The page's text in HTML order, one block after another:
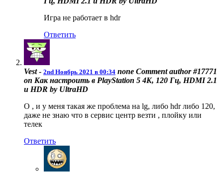
Игра не работает в hdr
Ответить
Vest - 2nd Ноябрь 2021 в 00:34 none Comment author #17771
on Как настроить в PlayStation 5 4K, 120 Гц, HDMI 2.1
и HDR by UltraHD
О , и у меня такая же проблема на lg, либо hdr либо 120,
даже не знаю что в сервис центр везти , плойку или
телек
Ответить